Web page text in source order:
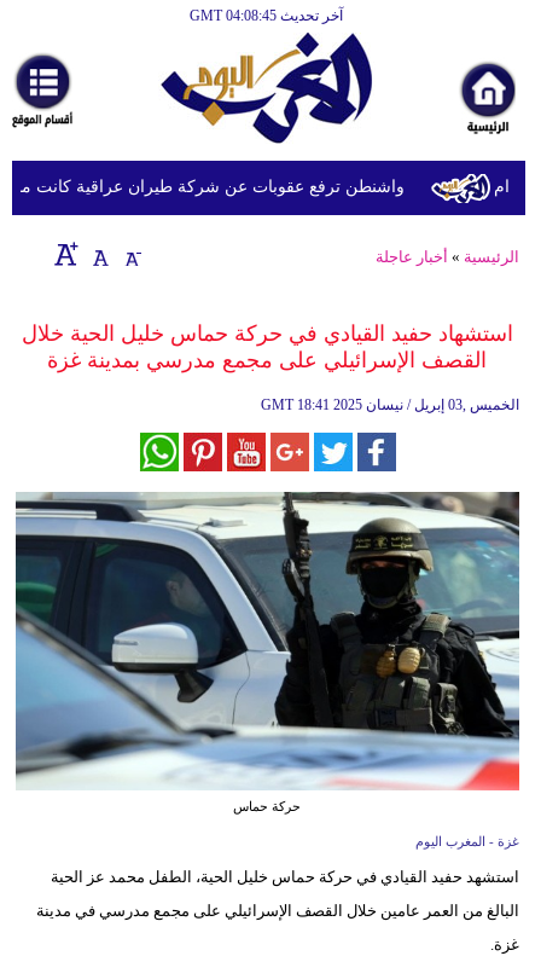
آخر تحديث GMT 04:08:45
أخبارعاجلة
رياضة
ثقافة
إقتصاد
وموسيقى
سياحة
وسفر
ديكور
أخبار
البرلمان
المغربي
مرأة
واشنطن ترفع عقوبات عن شركة طيران عراقية كانت مدرجة
الرئيسية » أخبار عاجلة
استشهاد حفيد القيادي في حركة حماس خليل الحية خلال
القصف الإسرائيلي على مجمع مدرسي بمدينة غزة
GMT 18:41 2025 الخميس ,03 إبريل / نيسان
حركة حماس
غزة - المغرب اليوم
استشهد حفيد القيادي في حركة حماس خليل الحية، الطفل محمد عز الحية
البالغ من العمر عامين خلال القصف الإسرائيلي على مجمع مدرسي في مدينة
غزة.